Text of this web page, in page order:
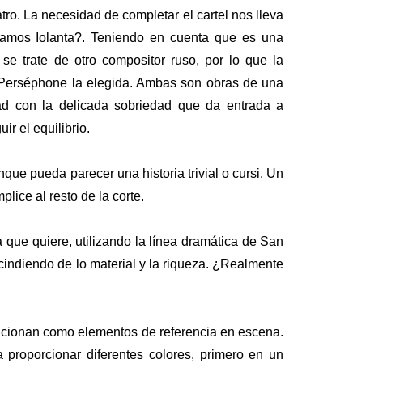
La necesidad de completar el cartel nos lleva
Iolanta?. Teniendo en cuenta que es una
trate de otro compositor ruso, por lo que la
la elegida. Ambas son obras de una
con la delicada sobriedad que da entrada a
el equilibrio.
pueda parecer una historia trivial o cursi. Un
al resto de la corte.
quiere, utilizando la línea dramática de San
de lo material y la riqueza. ¿Realmente
como elementos de referencia en escena.
diferentes colores, primero en un